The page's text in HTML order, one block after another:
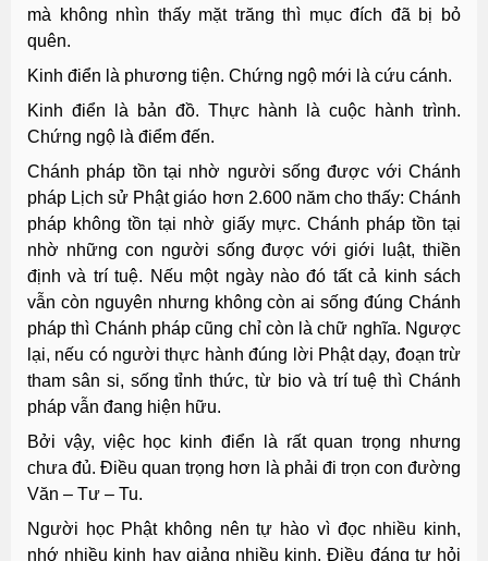
mà không nhìn thấy mặt trăng thì mục đích đã bị bỏ
quên.
Kinh điển là phương tiện. Chứng ngộ mới là cứu cánh.
Kinh điển là bản đồ. Thực hành là cuộc hành trình.
Chứng ngộ là điểm đến.
Chánh pháp tồn tại nhờ người sống được với Chánh
pháp Lịch sử Phật giáo hơn 2.600 năm cho thấy: Chánh
pháp không tồn tại nhờ giấy mực. Chánh pháp tồn tại
nhờ những con người sống được với giới luật, thiền
định và trí tuệ. Nếu một ngày nào đó tất cả kinh sách
vẫn còn nguyên nhưng không còn ai sống đúng Chánh
pháp thì Chánh pháp cũng chỉ còn là chữ nghĩa. Ngược
lại, nếu có người thực hành đúng lời Phật dạy, đoạn trừ
tham sân si, sống tỉnh thức, từ bio và trí tuệ thì Chánh
pháp vẫn đang hiện hữu.
Bởi vậy, việc học kinh điển là rất quan trọng nhưng
chưa đủ. Điều quan trọng hơn là phải đi trọn con đường
Văn – Tư – Tu.
Người học Phật không nên tự hào vì đọc nhiều kinh,
nhớ nhiều kinh hay giảng nhiều kinh. Điều đáng tự hỏi